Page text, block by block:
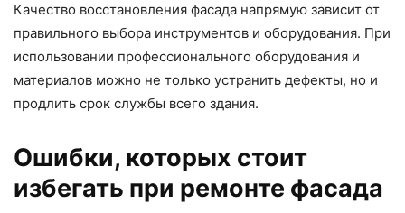
Качество восстановления фасада напрямую зависит от
правильного выбора инструментов и оборудования. При
использовании профессионального оборудования и
материалов можно не только устранить дефекты, но и
продлить срок службы всего здания.
Ошибки, которых стоит
избегать при ремонте фасада